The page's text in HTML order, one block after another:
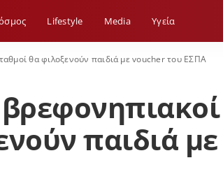
Lifestyle Media Yγεία
θα φιλοξενούν παιδιά με voucher του ΕΣΠΑ
παιδιά με